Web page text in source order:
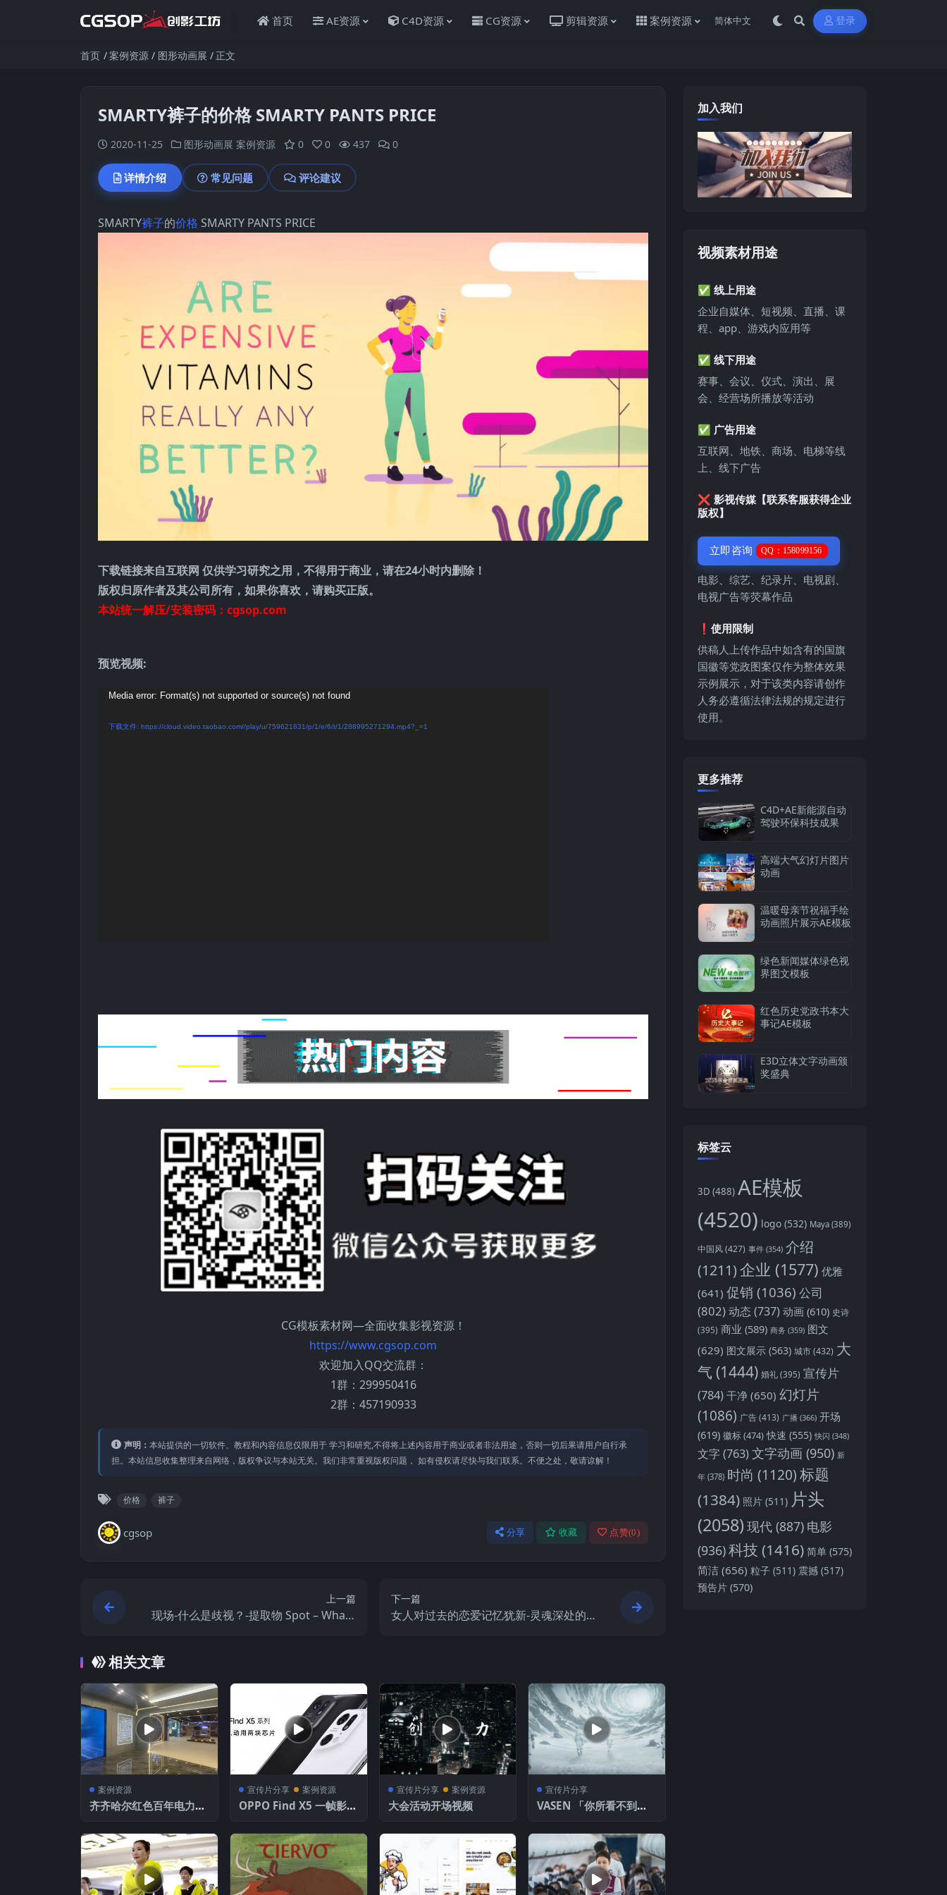
首页 AE资源 C4D资源 CG资源 剪辑资源 案例资源 登录
首页 案例资源 图形动画展 正文
SMARTY裤子的价格 SMARTY PANTS PRICE
2020-11-25 图形动画展 案例资源 0 0 437 0
详情介绍 常见问题 评论建议
SMARTY裤子的价格 SMARTY PANTS PRICE
下载链接来自互联网 仅供学习研究之用，不得用于商业，请在24小时内删除！
版权归原作者及其公司所有，如果你喜欢，请购买正版。
本站统一解压/安装密码：cgsop.com
预览视频:
Media error: Format(s) not supported or source(s) not found
下载文件: https://cloud.video.taobao.com//play/u/759621831/p/1/e/6/t/1/288995271294.mp4?_=1
CG模板素材网—全面收集影视资源！
https://www.cgsop.com
欢迎加入QQ交流群：
1群：299950416
2群：457190933
声明： 本站提供的⼀切软件、教程和内容信息仅限⽤于 学习和研究,不得将上述内容⽤于商业或者⾮法⽤途，否则⼀切后果请⽤户⾃⾏承
担。本站信息收集整理来⾃⽹络，版权争议与本站⽆关。我们⾮常重视版权问题， 如有侵权请尽快与我们联系。不便之处，敬请谅解！
价格 裤子
cgsop 分享 收藏 点赞(0)
上一篇
现场-什么是歧视？-提取物 Spot – What I
下一篇
女人对过去的恋爱记忆犹新-灵魂深处的肖
相关文章
案例资源
齐齐哈尔红色百年电力工
宣传片分享 案例资源
OPPO Find X5 一帧影像
宣传片分享 案例资源
大会活动开场视频
宣传片分享
VASEN 「你所看不到的
加入我们
视频素材用途
✅ 线上用途
企业自媒体、短视频、直播、课
程、app、游戏内应用等
✅ 线下用途
赛事、会议、仪式、演出、展
会、经营场所播放等活动
✅ 广告用途
互联网、地铁、商场、电梯等线
上、线下广告
❌ 影视传媒【联系客服获得企业
版权】
立即咨询 QQ：158099156
电影、综艺、纪录片、电视剧、
电视广告等荧幕作品
❗️使用限制
供稿人上传作品中如含有的国旗
国徽等党政图案仅作为整体效果
示例展示，对于该类内容请创作
人务必遵循法律法规的规定进行
使用。
更多推荐
C4D+AE新能源自动
驾驶环保科技成果
高端大气幻灯片图片
动画
温暖母亲节祝福手绘
动画照片展示AE模板
绿色新闻媒体绿色视
界图文模板
红色历史党政书本大
事记AE模板
E3D立体文字动画颁
奖盛典
标签云
3D (488) AE模板
(4520) logo (532) Maya (389)
中国风(427) 事件 (354) 介绍
(1211)企业 (1577) 优雅
(641) 促销 (1036) 公司
(802)动态 (737) 动画 (610) 史诗
(395) 商业 (589) 商务 (359) 图文
(629) 图文展示 (563) 城市(432) 大
气 (1444) 婚礼 (395) 宣传片
(784) 干净 (650) 幻灯片
(1086) 广告(413) 广播 (366) 开场
(619) 徽标(474) 快速 (555) 快闪 (348)
文字(763)文字动画 (950) 新
年 (378) 时尚 (1120)标题
(1384) 照片 (511) 片头
(2058) 现代 (887) 电影
(936)科技 (1416) 简单 (575)
简洁 (656) 粒子 (511) 震撼 (517)
预告片 (570)